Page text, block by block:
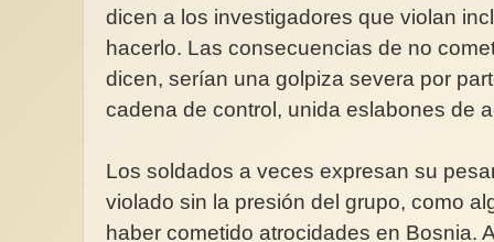
dicen a los investigadores que violan
hacerlo. Las consecuencias de no
dicen, serían una golpiza severa por
cadena de control, unida eslabones de
Los soldados a veces expresan su
violado sin la presión del grupo, como
haber cometido atrocidades en Bosnia.